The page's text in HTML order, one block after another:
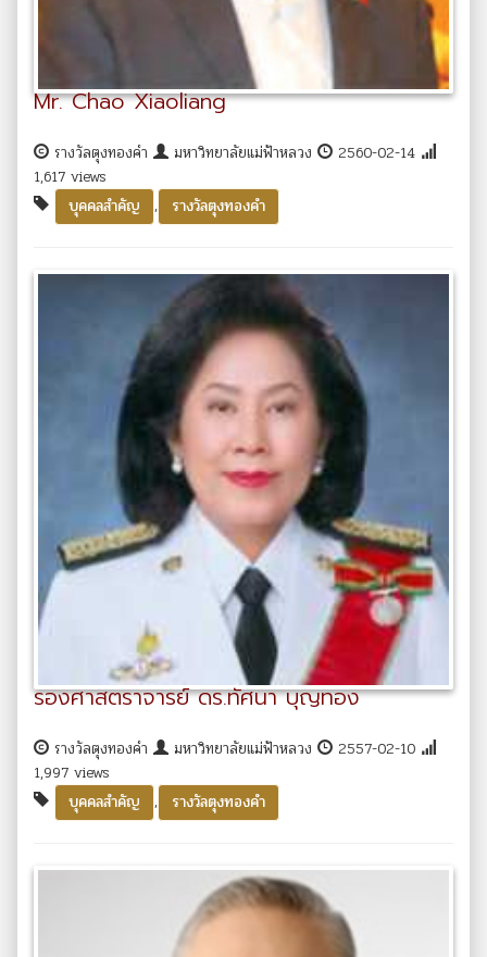
Mr. Chao Xiaoliang
รางวัลตุงทองคำ มหาวิทยาลัยแม่ฟ้าหลวง
2560-02-14
1,617 views
บุคคลสำคัญ
, รางวัลตุงทองคำ
รองศาสตราจารย์ ดร.ทัศนา บุญทอง
รางวัลตุงทองคำ มหาวิทยาลัยแม่ฟ้าหลวง
2557-02-10
1,997 views
บุคคลสำคัญ
, รางวัลตุงทองคำ